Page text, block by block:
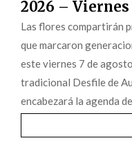
2026 – Viernes
Las flores compartirán
que marcaron
este viernes 7 de
tradicional Desfile de
encabezará la agenda